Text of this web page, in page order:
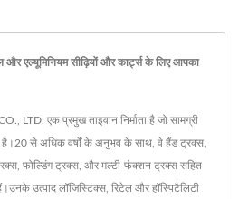
एल्यूमिनियम सीढ़ियों और कार्ट्स के लिए आपका
LTD. एक प्रमुख ताइवान निर्माता है जो सामग्री
है।20 से अधिक वर्षों के अनुभव के साथ, वे हैंड ट्रक्स,
फोल्डिंग ट्रक्स, और मल्टी-फंक्शन ट्रक्स सहित
उत्पाद लॉजिस्टिक्स, रिटेल और हॉस्पिटैलिटी